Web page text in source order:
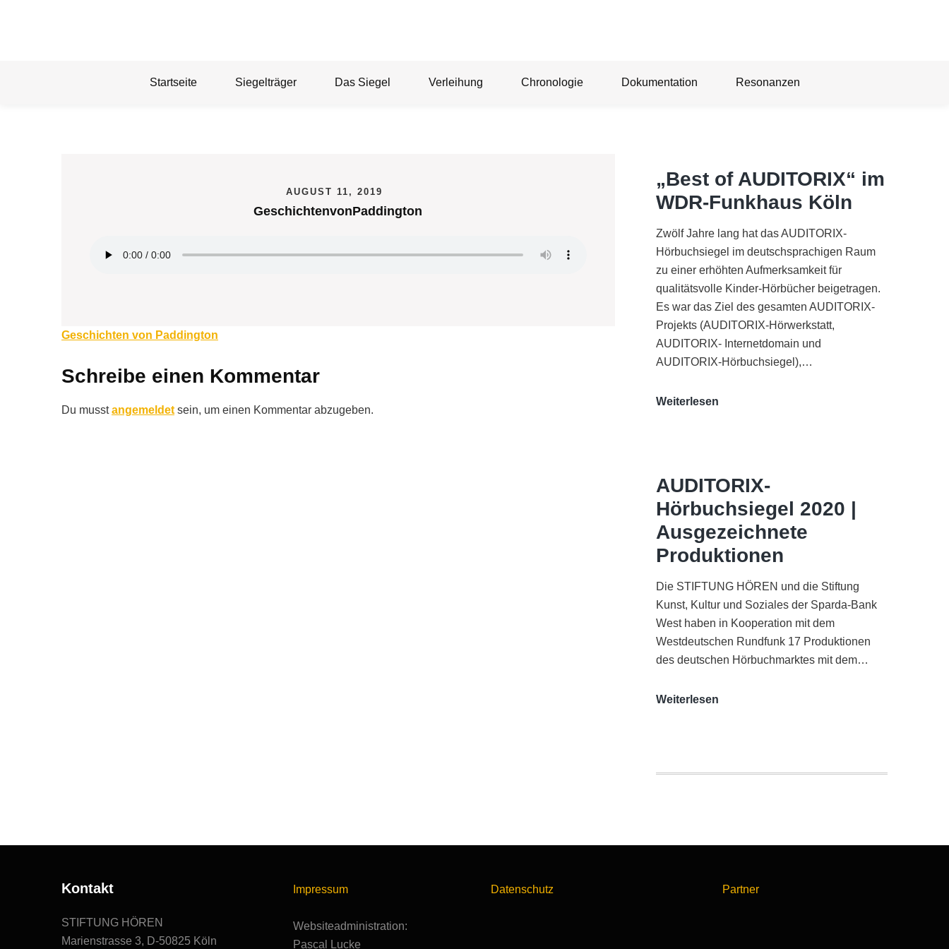
Startseite Siegelträger Das Siegel Verleihung Chronologie Dokumentation Resonanzen
AUGUST 11, 2019
GeschichtenvonPaddington
Beitragsnavigation
Geschichten von Paddington
Schreibe einen Kommentar
Du musstangemeldet sein, um einen Kommentar abzugeben.
„Best of AUDITORIX“ im
WDR-Funkhaus Köln
Zwölf Jahre lang hat das AUDITORIX-
Hörbuchsiegel im deutschsprachigen Raum
zu einer erhöhten Aufmerksamkeit für
qualitätsvolle Kinder-Hörbücher beigetragen.
Es war das Ziel des gesamten AUDITORIX-
Projekts (AUDITORIX-Hörwerkstatt,
AUDITORIX- Internetdomain und
AUDITORIX-Hörbuchsiegel),…
Weiterlesen
Funkhaus
Köln
AUDITORIX-
Hörbuchsiegel 2020 |
Ausgezeichnete
Produktionen
Die STIFTUNG HÖREN und die Stiftung
Kunst, Kultur und Soziales der Sparda-Bank
West haben in Kooperation mit dem
Westdeutschen Rundfunk 17 Produktionen
des deutschen Hörbuchmarktes mit dem…
Weiterlesen
Ausgezeichnete
Kontakt
STIFTUNG HÖREN
Marienstrasse 3, D-50825 Köln
Impressum
Websiteadministration:
Pascal Lucke
Datenschutz Partner